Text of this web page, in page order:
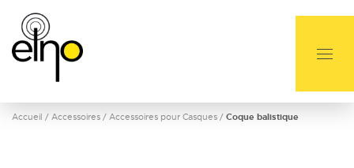
Accueil / Accessoires / Accessoires pour Casques / Coque balistique